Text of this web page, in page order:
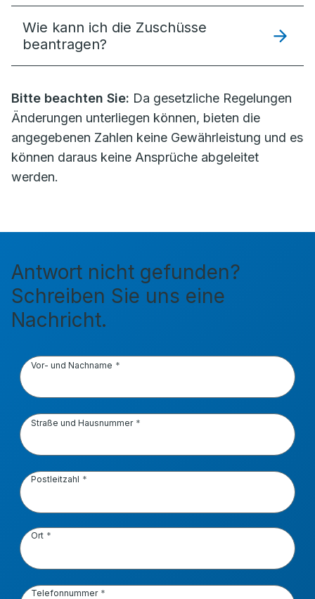
Wie kann ich die Zuschüsse
beantragen?
Bitte beachten Sie: Da gesetzliche Regelungen
Änderungen unterliegen können, bieten die
angegebenen Zahlen keine Gewährleistung und es
können daraus keine Ansprüche abgeleitet
werden.
Antwort nicht gefunden?
Schreiben Sie uns eine
Nachricht.
Vor- und Nachname
Straße und Hausnummer
Postleitzahl
Ort
Telefonnummer